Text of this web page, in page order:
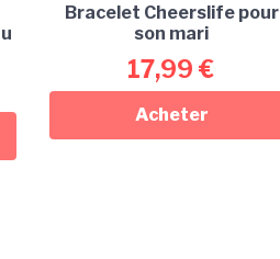
Bracelet Cheerslife pour
son mari
17,99 €
Acheter